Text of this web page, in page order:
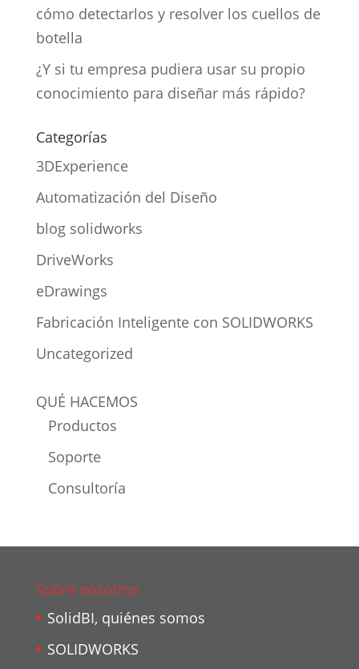
cómo detectarlos y resolver los cuellos de
botella
¿Y si tu empresa pudiera usar su propio
conocimiento para diseñar más rápido?
Categorías
3DExperience
Automatización del Diseño
blog solidworks
DriveWorks
eDrawings
Fabricación Inteligente con SOLIDWORKS
Uncategorized
QUÉ HACEMOS
Productos
Soporte
Consultoría
Sobre nosotros
SolidBI, quiénes somos
SOLIDWORKS